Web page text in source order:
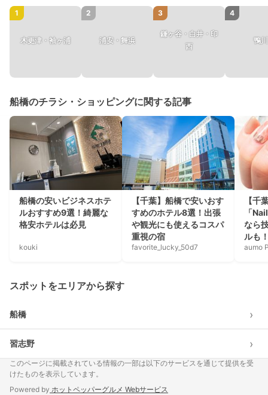
1
木更津・袖ヶ浦
2
浦安・舞浜
3
鎌ヶ谷・白井・印
西
4
鴨川
船橋のチラシ・ショッピングに関する記事
船橋の安いビジネスホテ
ルおすすめ9選！綺麗な
格安ホテルは必見
kouki
【千葉】船橋で安いおす
すめのホテル8選！出張
や観光にも使えるコスパ
重視の宿
favorite_lucky_50d7
【千
「
なら
ルも
aumo
スポットをエリアから探す
船橋 ›
習志野 ›
このページに掲載されている情報の一部は以下のサービスを通じて提供を受
けたものを表示しています。
Powered by ホットペッパーグルメ Webサービス